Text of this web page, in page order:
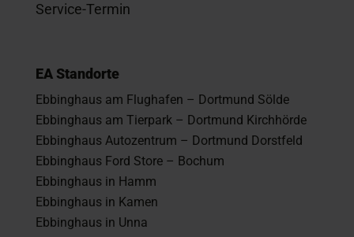
Service-Termin
EA Standorte
Ebbinghaus am Flughafen – Dortmund Sölde
Ebbinghaus am Tierpark – Dortmund Kirchhörde
Ebbinghaus Autozentrum – Dortmund Dorstfeld
Ebbinghaus Ford Store – Bochum
Ebbinghaus in Hamm
Ebbinghaus in Kamen
Ebbinghaus in Unna